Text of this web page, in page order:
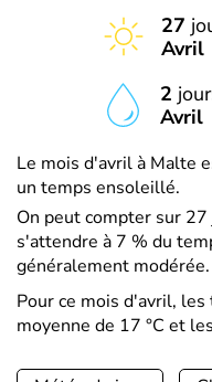
27
Avril
2
Avril
Le mois d'avril à Malte
un temps ensoleillé.
On peut compter sur
s'attendre à 7 % du
généralement modérée.
Pour ce mois d'avril,
moyenne de 17 °C et